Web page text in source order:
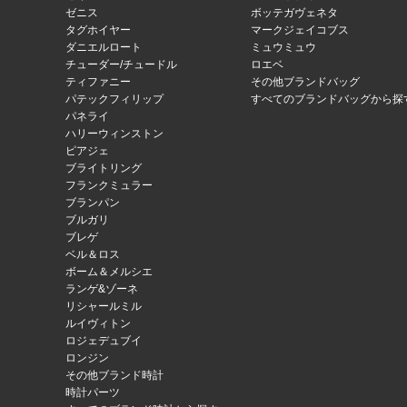
ゼニス
タグホイヤー
ダニエルロート
チューダー/チュードル
ティファニー
パテックフィリップ
パネライ
ハリーウィンストン
ピアジェ
ブライトリング
フランクミュラー
ブランパン
ブルガリ
ブレゲ
ベル＆ロス
ボーム＆メルシエ
ランゲ&ゾーネ
リシャールミル
ルイヴィトン
ロジェデュブイ
ロンジン
その他ブランド時計
時計パーツ
ボッテガヴェネタ
マークジェイコブス
ミュウミュウ
ロエベ
その他ブランドバッグ
すべてのブランドバッグから探